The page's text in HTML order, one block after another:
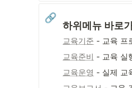
🔗
하위메뉴 바로
교육기준 - 교육 프
교육준비 - 교육 실
교육운영 - 실제 교